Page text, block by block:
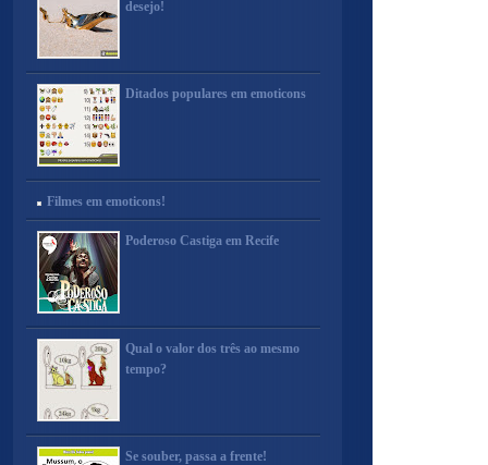
desejo!
Ditados populares em emoticons
Filmes em emoticons!
Poderoso Castiga em Recife
Qual o valor dos três ao mesmo
tempo?
Se souber, passa a frente!